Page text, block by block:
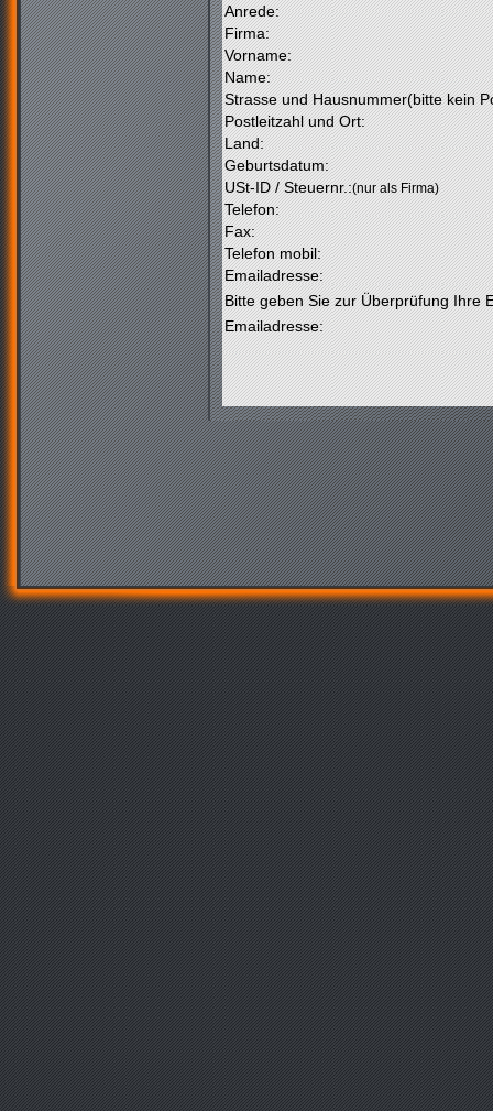
Anrede:
Firma:
Vorname:
Name:
Strasse und Hausnummer(bitte kein
Postleitzahl und Ort:
Land:
Geburtsdatum:
USt-ID / Steuernr.:(nur als Firma)
Telefon:
Fax:
Telefon mobil:
Emailadresse:
Bitte geben Sie zur Überprüfung Ihre
Emailadresse: